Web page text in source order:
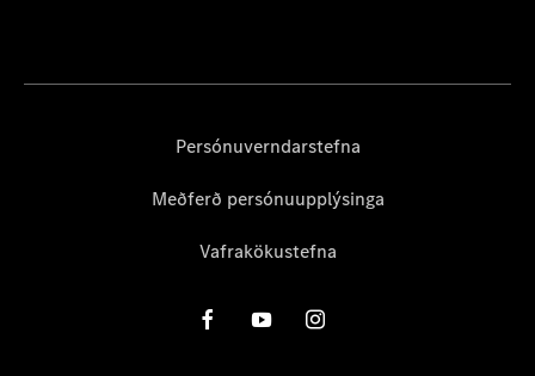
Persónuverndarstefna
Meðferð persónuupplýsinga
Vafrakökustefna